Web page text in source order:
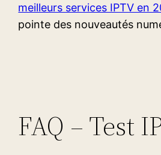
meilleurs services IPTV en
pointe des nouveautés
FAQ – Test